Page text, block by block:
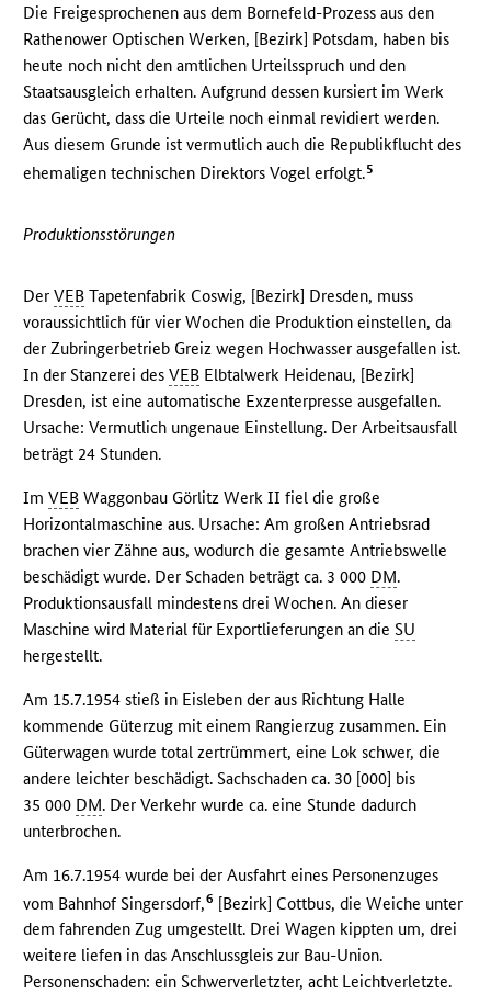
Die Freigesprochenen aus dem Bornefeld-Prozess aus den
Rathenower Optischen Werken, [Bezirk] Potsdam, haben bis
heute noch nicht den amtlichen Urteilsspruch und den
Staatsausgleich erhalten. Aufgrund dessen kursiert im Werk
das Gerücht, dass die Urteile noch einmal revidiert werden.
Aus diesem Grunde ist vermutlich auch die Republikflucht des
ehemaligen technischen Direktors Vogel erfolgt.5
Produktionsstörungen
DerVEB Tapetenfabrik Coswig, [Bezirk] Dresden, muss
voraussichtlich für vier Wochen die Produktion einstellen, da
der Zubringerbetrieb Greiz wegen Hochwasser ausgefallen ist.
In der Stanzerei desVEB Elbtalwerk Heidenau, [Bezirk]
Dresden, ist eine automatische Exzenterpresse ausgefallen.
Ursache: Vermutlich ungenaue Einstellung. Der Arbeitsausfall
beträgt 24 Stunden.
ImVEB Waggonbau Görlitz Werk II fiel die große
Horizontalmaschine aus. Ursache: Am großen Antriebsrad
brachen vier Zähne aus, wodurch die gesamte Antriebswelle
beschädigt wurde. Der Schaden beträgt ca. 3 000 DM.
Produktionsausfall mindestens drei Wochen. An dieser
Maschine wird Material für Exportlieferungen an dieSU
hergestellt.
Am 15.7.1954 stieß in Eisleben der aus Richtung Halle
kommende Güterzug mit einem Rangierzug zusammen. Ein
Güterwagen wurde total zertrümmert, eine Lok schwer, die
andere leichter beschädigt. Sachschaden ca. 30 [000] bis
35 000 DM. Der Verkehr wurde ca. eine Stunde dadurch
unterbrochen.
Am 16.7.1954 wurde bei der Ausfahrt eines Personenzuges
vom Bahnhof Singersdorf,6 [Bezirk] Cottbus, die Weiche unter
dem fahrenden Zug umgestellt. Drei Wagen kippten um, drei
weitere liefen in das Anschlussgleis zur Bau-Union.
Personenschaden: ein Schwerverletzter, acht Leichtverletzte.